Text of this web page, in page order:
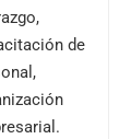
de